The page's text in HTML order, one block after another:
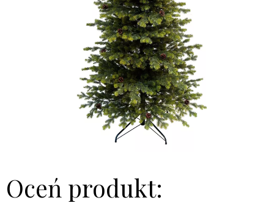
Oceń produkt: